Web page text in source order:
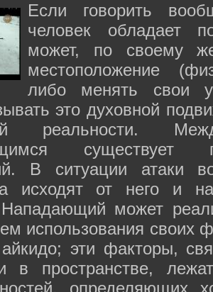
Если говорить
человек обладает
может, по своему
местоположение
либо менять свои
это духовной
реальности.
существует
В ситуации атаки
исходят от него и
Нападающий может
использования своих
айкидо; эти факторы,
в пространстве,